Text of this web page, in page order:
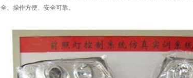
全、操作方便、安全可靠。